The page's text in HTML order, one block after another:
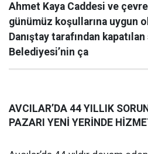
Ahmet Kaya Caddesi ve
günümüz koşullarına uygun
Danıştay tarafından
Belediyesi’nin ça
AVCILAR’DA 44 YILLIK
PAZARI YENİ YERİNDE